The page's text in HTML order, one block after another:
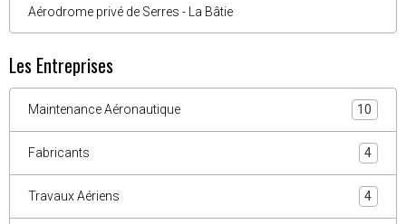
Aérodrome privé de Serres - La Bâtie
Les Entreprises
Maintenance Aéronautique 10
Fabricants 4
Travaux Aériens 4